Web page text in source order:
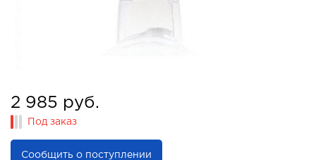
2 985 руб.
Под заказ
Сообщить о поступлении